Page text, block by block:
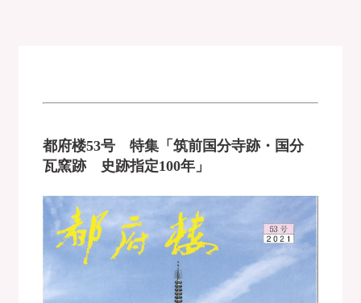
都府楼53号 特集「筑前国分寺跡・国分
瓦窯跡 史跡指定100年」